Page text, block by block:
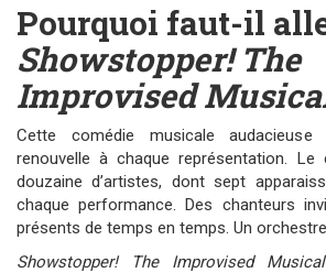
Pourquoi faut-il
Showstopper! The
Improvised
Cette comédie musicale
renouvelle à chaque représentation.
douzaine d’artistes, dont sept
chaque performance. Des chanteurs
présents de temps en temps. Un
Showstopper! The Improvised Musical